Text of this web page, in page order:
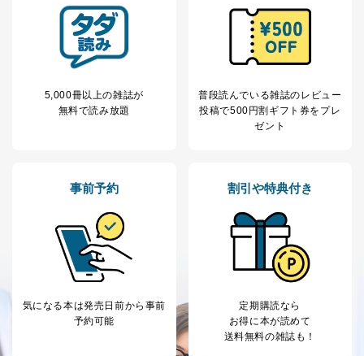
5,000冊以上の雑誌が
無料で読み放題
普段読んでいる雑誌のレビュー
投稿で500円割ギフト券をプレ
ゼント
事前予約
気になる本は発売日前から事前
予約可能
割引や特典付き
定期購読なら
お得に本が読めて
送料無料の雑誌も！